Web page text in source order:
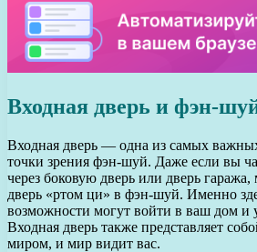
Входная дверь и фэн-
Входная дверь — одна из самых
точки зрения фэн-шуй. Даже если вы
через боковую дверь или дверь
дверь «ртом ци» в фэн-шуй. Именно
возможности могут войти в ваш дом и
Входная дверь также представляет
миром, и мир видит вас.